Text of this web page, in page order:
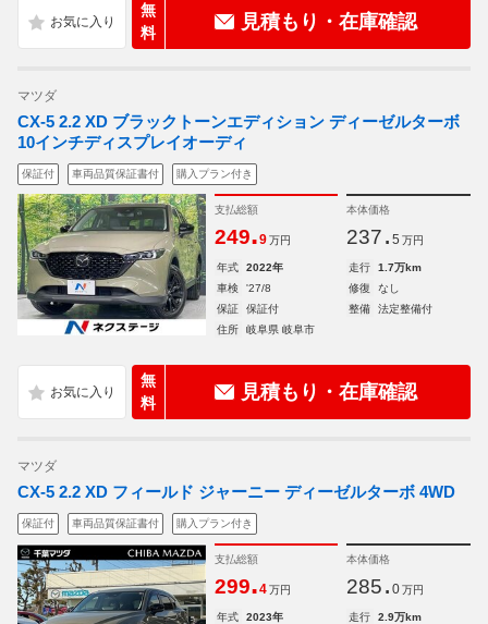
無
料
見積もり・在庫確認
マツダ
CX-5 2.2 XD ブラックトーンエディション ディーゼルターボ
10インチディスプレイオーディ
保証付 車両品質保証書付 購入プラン付き
支払総額
249.9 万円
本体価格
237. 5 万円
年式 2022年 走行
1.7万km
車検
'27/8 修復
なし
保証
保証付 整備
法定整備付
住所
岐阜県 岐阜市
無
料
見積もり・在庫確認
マツダ
CX-5 2.2 XD フィールド ジャーニー ディーゼルターボ 4WD
保証付 車両品質保証書付 購入プラン付き
支払総額
299.4 万円
本体価格
285. 0 万円
年式 2023年 走行
2.9万km